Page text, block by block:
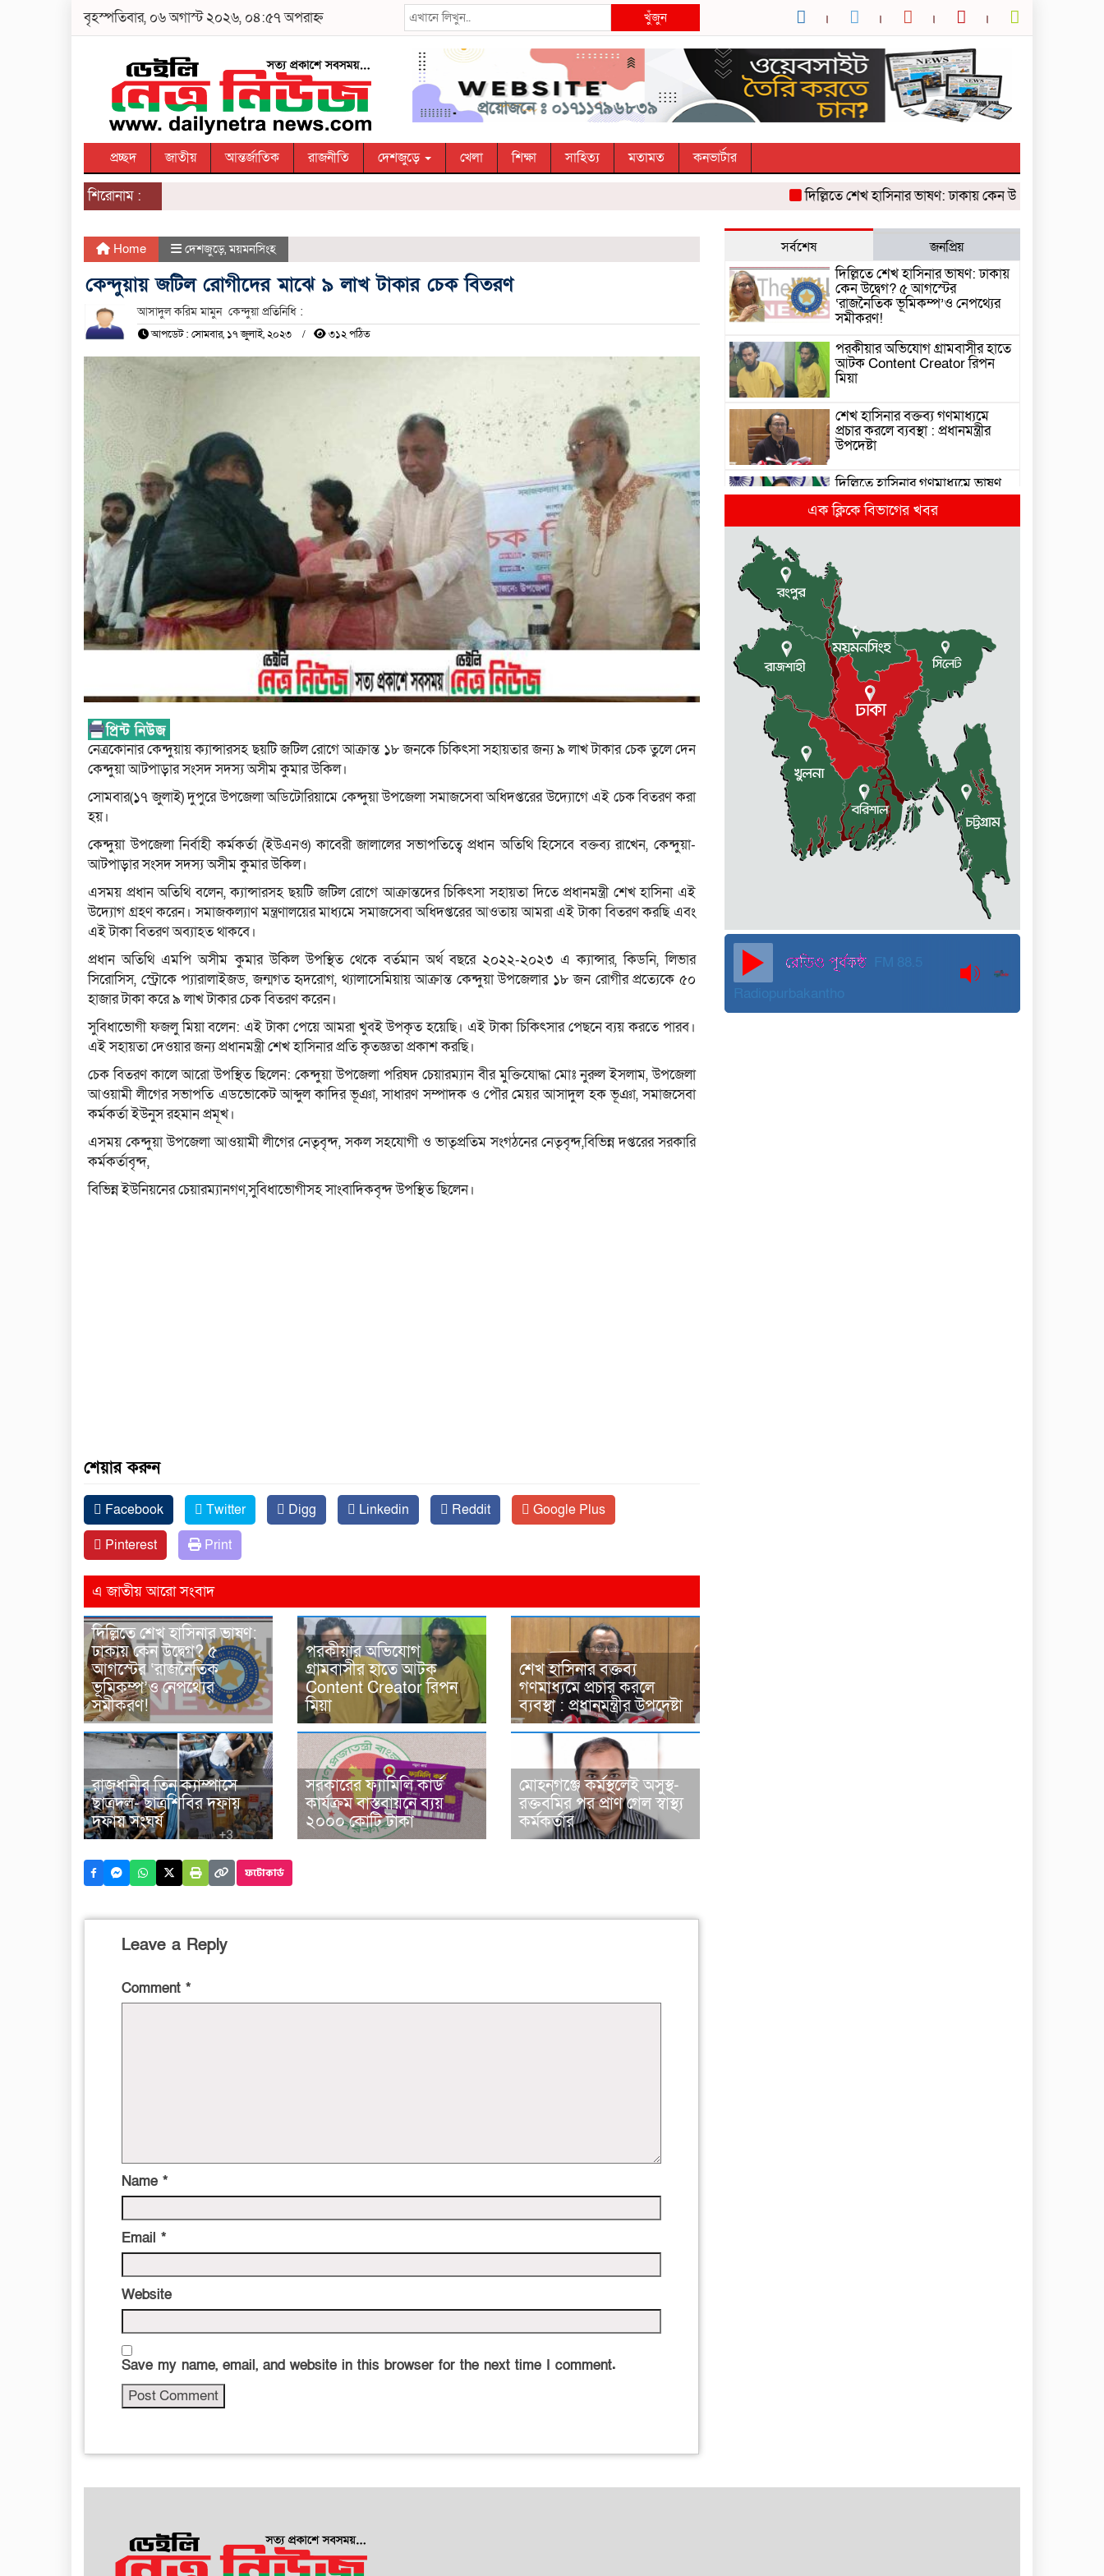
বৃহস্পতিবার, ০৬ অগাস্ট ২০২৬, ০৪:৫৭ অপরাহ্ন খুঁজুন
প্রচ্ছদ জাতীয় আন্তর্জাতিক রাজনীতি দেশজুড়ে খেলা শিক্ষা সাহিত্য মতামত কনভার্টার
শিরোনাম : দিল্লিতে শেখ হাসিনার ভাষণ: ঢাকায় কেন উদ্বেগ? ৫ আগস্টের
Home দেশজুড়ে,ময়মনসিংহ
কেন্দুয়ায় জটিল রোগীদের মাঝে ৯ লাখ টাকার চেক বিতরণ
আসাদুল করিম মামুন কেন্দুয়া প্রতিনিধি :
আপডেট : সোমবার, ১৭ জুলাই, ২০২৩ ৩১২ পঠিত
নেত্রকোনার কেন্দুয়ায় ক্যান্সারসহ ছয়টি জটিল রোগে আক্রান্ত ১৮ জনকে চিকিৎসা সহায়তার জন্য ৯ লাখ টাকার চেক তুলে দেন
কেন্দুয়া আটপাড়ার সংসদ সদস্য অসীম কুমার উকিল।
সোমবার(১৭ জুলাই) দুপুরে উপজেলা অডিটোরিয়ামে কেন্দুয়া উপজেলা সমাজসেবা অধিদপ্তরের উদ্যোগে এই চেক বিতরণ করা
হয়।
কেন্দুয়া উপজেলা নির্বাহী কর্মকর্তা (ইউএনও) কাবেরী জালালের সভাপতিত্বে প্রধান অতিথি হিসেবে বক্তব্য রাখেন, কেন্দুয়া-
আটপাড়ার সংসদ সদস্য অসীম কুমার উকিল।
এসময় প্রধান অতিথি বলেন, ক্যান্সারসহ ছয়টি জটিল রোগে আক্রান্তদের চিকিৎসা সহায়তা দিতে প্রধানমন্ত্রী শেখ হাসিনা এই
উদ্যোগ গ্রহণ করেন। সমাজকল্যাণ মন্ত্রণালয়ের মাধ্যমে সমাজসেবা অধিদপ্তরের আওতায় আমরা এই টাকা বিতরণ করছি এবং
এই টাকা বিতরণ অব্যাহত থাকবে।
প্রধান অতিথি এমপি অসীম কুমার উকিল উপস্থিত থেকে বর্তমান অর্থ বছরে ২০২২-২০২৩ এ ক্যান্সার, কিডনি, লিভার
সিরোসিস, স্ট্রোকে প্যারালাইজড, জন্মগত হৃদরোগ, থ্যালাসেমিয়ায় আক্রান্ত কেন্দুয়া উপজেলার ১৮ জন রোগীর প্রত্যেকে ৫০
হাজার টাকা করে ৯ লাখ টাকার চেক বিতরণ করেন।
সুবিধাভোগী ফজলু মিয়া বলেন: এই টাকা পেয়ে আমরা খুবই উপকৃত হয়েছি। এই টাকা চিকিৎসার পেছনে ব্যয় করতে পারব।
এই সহায়তা দেওয়ার জন্য প্রধানমন্ত্রী শেখ হাসিনার প্রতি কৃতজ্ঞতা প্রকাশ করছি।
চেক বিতরণ কালে আরো উপস্থিত ছিলেন: কেন্দুয়া উপজেলা পরিষদ চেয়ারম্যান বীর মুক্তিযোদ্ধা মোঃ নুরুল ইসলাম, উপজেলা
আওয়ামী লীগের সভাপতি এডভোকেট আব্দুল কাদির ভূঞা, সাধারণ সম্পাদক ও পৌর মেয়র আসাদুল হক ভূঞা, সমাজসেবা
কর্মকর্তা ইউনুস রহমান প্রমূখ।
এসময় কেন্দুয়া উপজেলা আওয়ামী লীগের নেতৃবৃন্দ, সকল সহযোগী ও ভাতৃপ্রতিম সংগঠনের নেতৃবৃন্দ,বিভিন্ন দপ্তরের সরকারি
কর্মকর্তাবৃন্দ,
বিভিন্ন ইউনিয়নের চেয়ারম্যানগণ,সুবিধাভোগীসহ সাংবাদিকবৃন্দ উপস্থিত ছিলেন।
শেয়ার করুন
Facebook Twitter Digg Linkedin Reddit
Google Plus
Pinterest
Print
এ জাতীয় আরো সংবাদ
দিল্লিতে শেখ হাসিনার ভাষণ:
ঢাকায় কেন উদ্বেগ? ৫
আগস্টের ‘রাজনৈতিক
ভূমিকম্প’ও নেপথ্যের
সমীকরণ!
পরকীয়ার অভিযোগ
গ্রামবাসীর হাতে আটক
Content Creator রিপন
মিয়া
শেখ হাসিনার বক্তব্য
গণমাধ্যমে প্রচার করলে
ব্যবস্থা : প্রধানমন্ত্রীর উপদেষ্টা
রাজধানীর তিন ক্যাম্পাসে
ছাত্রদল- ছাত্রশিবির দফায়
দফায় সংঘর্ষ
সরকারের ফ্যামিলি কার্ড
কার্যক্রম বাস্তবায়নে ব্যয়
২০০০ কোটি টাকা
মোহনগঞ্জে কর্মস্থলেই অসুস্থ-
রক্তবমির পর প্রাণ গেল স্বাস্থ্য
কর্মকর্তার
ফটোকার্ড
Leave a Reply
Comment *
Name *
Email *
Website
Save my name, email, and website in this browser for the next time I comment.
সর্বশেষ জনপ্রিয়
দিল্লিতে শেখ হাসিনার ভাষণ: ঢাকায়
কেন উদ্বেগ? ৫ আগস্টের
‘রাজনৈতিক ভূমিকম্প’ও নেপথ্যের
সমীকরণ!
পরকীয়ার অভিযোগ গ্রামবাসীর হাতে
আটক Content Creator রিপন
মিয়া
শেখ হাসিনার বক্তব্য গণমাধ্যমে
প্রচার করলে ব্যবস্থা : প্রধানমন্ত্রীর
উপদেষ্টা
দিল্লিতে হাসিনার গণমাধ্যমে ভাষণ
নিয়ে যা বলছে ভারত
ছাত্রশিবির দফায় দফায় সংঘর্ষ
সরকারের ফ্যামিলি কার্ড কার্যক্রম
বাস্তবায়নে ব্যয় ২০০০ কোটি টাকা
মোহনগঞ্জে কর্মস্থলেই অসুস্থ-
রক্তবমির পর প্রাণ গেল স্বাস্থ্য
কর্মকর্তার
কুড়িগ্রামে বন্যাদুর্গতদের জন্য
বরাদ্দকৃত ৩০ মেট্রিক টন
চাল,একমুঠোও জোটেনি ক্ষতিগ্রস্ত
মানুষের ভাগ্যে
জুলাই ব্যবসা ও হাদি ব্যবসা চালু
রাখতে হবে: মাহমুদা মিতু
দুবাইয়ে কারাগার থেকে মুক্তি
মহাপরিদর্শক বেনজীর আহমেদ
এক ক্লিকে বিভাগের খবর
FM 88.5
Radiopurbakantho